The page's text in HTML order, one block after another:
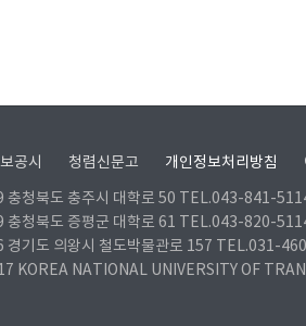
공시 청렴신문고 개인정보처리방침
충청북도 충주시 대학로 50 TEL.043-841-
충청북도 증평군 대학로 61 TEL.043-820-
경기도 의왕시 철도박물관로 157 TEL.031-
KOREA NATIONAL UNIVERSITY OF